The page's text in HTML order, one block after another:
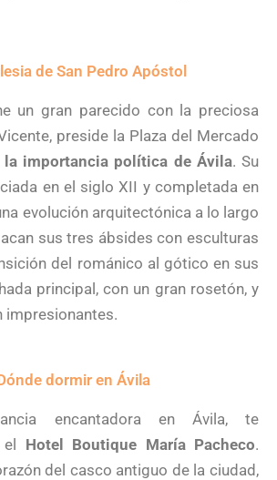
de San Pedro Apóstol
un gran parecido con la preciosa
preside la Plaza del Mercado
la importancia política de Ávila. Su
en el siglo XII y completada en
evolución arquitectónica a lo largo
sus tres ábsides con esculturas
del románico al gótico en sus
principal, con un gran rosetón, y
impresionantes.
dormir en Ávila
encantadora en Ávila, te
el Hotel Boutique María Pacheco.
del casco antiguo de la ciudad,